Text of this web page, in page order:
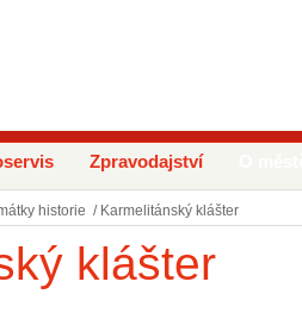
Zpravodajství
historie / Karmelitánský klášter
klášter